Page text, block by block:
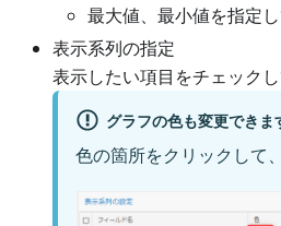
最大値、最小値を指定し
表示系列の指定
表示したい項目をチェックし
グラフの色も変更できま
色の箇所をクリックして